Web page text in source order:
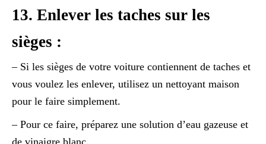
13. Enlever les taches sur les
sièges :
– Si les sièges de votre voiture contiennent de taches et
vous voulez les enlever, utilisez un nettoyant maison
pour le faire simplement.
– Pour ce faire, préparez une solution d’eau gazeuse et
de vinaigre blanc.